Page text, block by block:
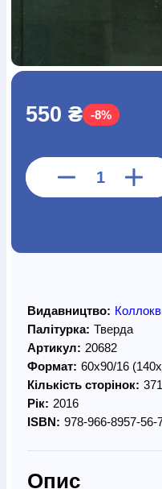
За додатковою
(097) 880-6379
Ми
550 ₴ -8%
Видавництво:
Палітурка: Тверда
Артикул: 20682
Формат: 60х90/16
Кількість сторінок: 371
Рік: 2016
ISBN: 978-966-8957-56-
Опис